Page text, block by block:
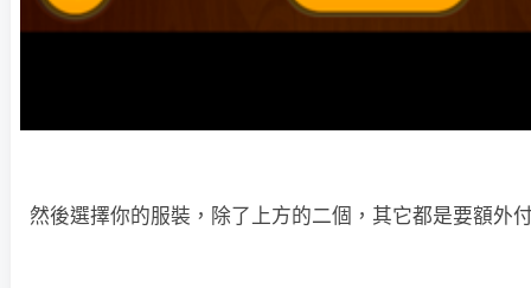
然後選擇你的服裝，除了上方的二個，其它都是要額外